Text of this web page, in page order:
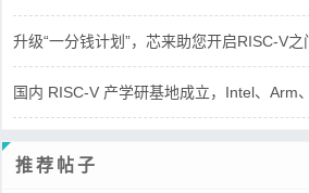
升级“一分钱计划”，芯来助您开启RISC-V之
国内 RISC-V 产学研基地成立，Intel、Arm
推荐帖子